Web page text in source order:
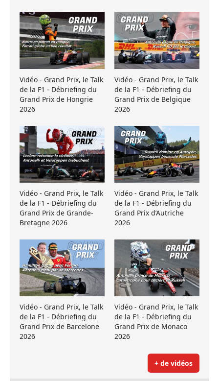
Vidéo - Grand Prix, le Talk
de la F1 - Débriefing du
Grand Prix de Hongrie
2026
Vidéo - Grand Prix, le Talk
de la F1 - Débriefing du
Grand Prix de Belgique
2026
Vidéo - Grand Prix, le Talk
de la F1 - Débriefing du
Grand Prix de Grande-
Bretagne 2026
Vidéo - Grand Prix, le Talk
de la F1 - Débriefing du
Grand Prix d’Autriche
2026
Vidéo - Grand Prix, le Talk
de la F1 - Débriefing du
Grand Prix de Barcelone
2026
Vidéo - Grand Prix, le Talk
de la F1 - Débriefing du
Grand Prix de Monaco
2026
+ de vidéos